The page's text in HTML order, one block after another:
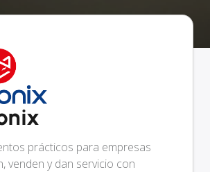
prácticos para empresas
venden y dan servicio con